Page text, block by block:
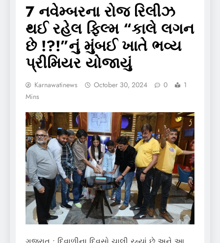
7 નવેમ્બરના રોજ રિલીઝ
થઈ રહેલ ફિલ્મ “કાલે લગન
છે !?!”નું મુંબઈ ખાતે ભવ્ય
પ્રીમિયર યોજાયું
Karnawatinews October 30, 2024 0
1
Mins